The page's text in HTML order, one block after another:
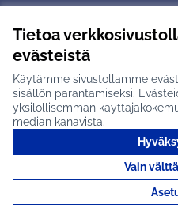
Tietoa
evästeistä
Käytämme sivustollamme
sisällön parantamiseksi.
yksilöllisemmän
median kanavista.
Vain
Ohjeet kirjautumiseen
Ohjeet kommentin
Creative Commons -lisenssi
(Ulkoinen linkki)Verkkosivusto
Tuusulan osallistumisalusta X-
(Ulkoinen linkki)